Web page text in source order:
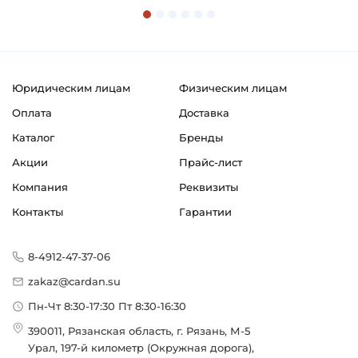
Юридическим лицам
Физическим лицам
Оплата
Доставка
Каталог
Бренды
Акции
Прайс-лист
Компания
Реквизиты
Контакты
Гарантии
8-4912-47-37-06
zakaz@cardan.su
Пн-Чт 8:30-17:30 Пт 8:30-16:30
390011, Рязанская область, г. Рязань, М-5
Урал, 197-й километр (Окружная дорога),